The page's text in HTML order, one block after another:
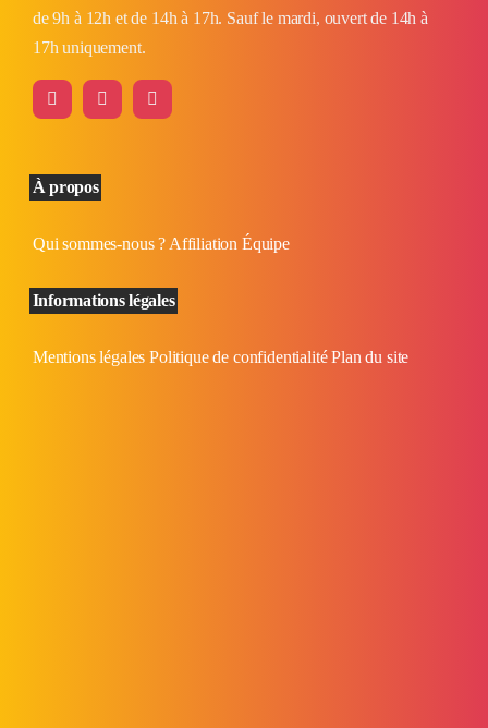
de 9h à 12h et de 14h à 17h. Sauf le mardi, ouvert de 14h à
17h uniquement.
À propos
Qui sommes-nous ? Affiliation Équipe
Informations légales
Mentions légales Politique de confidentialité Plan du site